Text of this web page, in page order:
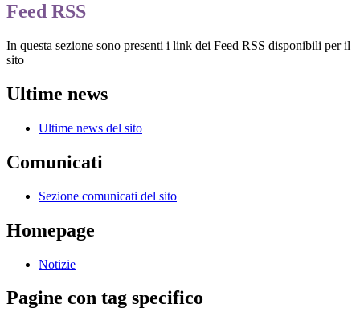
Feed RSS
In questa sezione sono presenti i link dei Feed RSS disponibili per il
sito
Ultime news
Ultime news del sito
Comunicati
Sezione comunicati del sito
Homepage
Notizie
Pagine con tag specifico